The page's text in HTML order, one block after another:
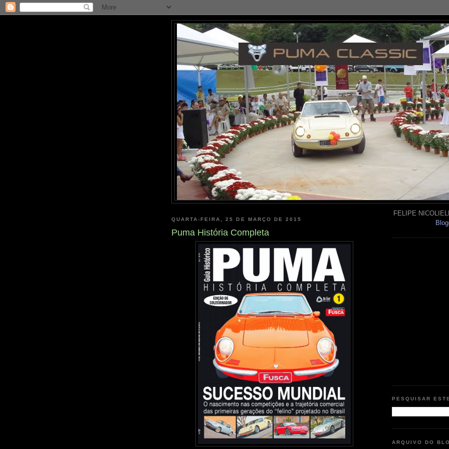
QUARTA-FEIRA, 25 DE MARÇO DE 2015
Puma História Completa
FELIPE
PESQUISAR
ARQUIVO DO